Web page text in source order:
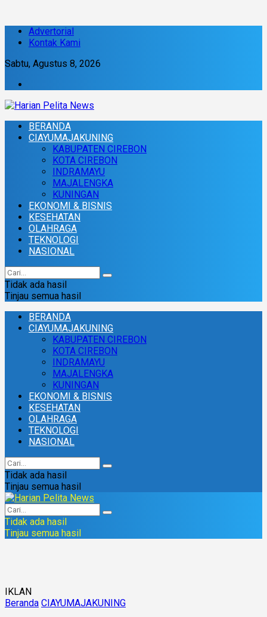
Advertorial
Kontak Kami
Sabtu, Agustus 8, 2026
BERANDA
CIAYUMAJAKUNING
KABUPATEN CIREBON
KOTA CIREBON
INDRAMAYU
MAJALENGKA
KUNINGAN
EKONOMI & BISNIS
KESEHATAN
OLAHRAGA
TEKNOLOGI
NASIONAL
Tidak ada hasil
Tinjau semua hasil
BERANDA
CIAYUMAJAKUNING
KABUPATEN CIREBON
KOTA CIREBON
INDRAMAYU
MAJALENGKA
KUNINGAN
EKONOMI & BISNIS
KESEHATAN
OLAHRAGA
TEKNOLOGI
NASIONAL
Tidak ada hasil
Tinjau semua hasil
Tidak ada hasil
Tinjau semua hasil
IKLAN
Beranda CIAYUMAJAKUNING